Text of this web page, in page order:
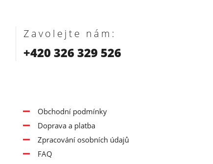
Zavolejte nám:
+420 326 329 526
Obchodní podmínky
Doprava a platba
Zpracování osobních údajů
FAQ